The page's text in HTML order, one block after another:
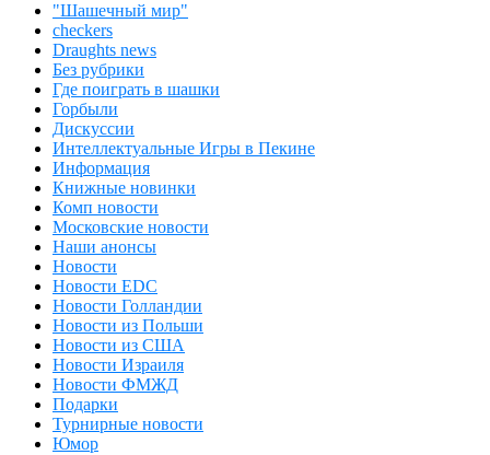
"Шашечный мир"
checkers
Draughts news
Без рубрики
Где поиграть в шашки
Горбыли
Дискуссии
Интеллектуальные Игры в Пекине
Информация
Книжные новинки
Комп новости
Московские новости
Наши анонсы
Новости
Новости EDC
Новости Голландии
Новости из Польши
Новости из США
Новости Израиля
Новости ФМЖД
Подарки
Турнирные новости
Юмор